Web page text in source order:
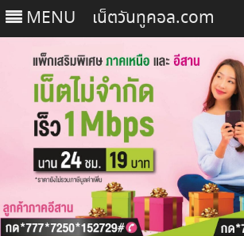
MENU เน็ตวันทูคอล.com